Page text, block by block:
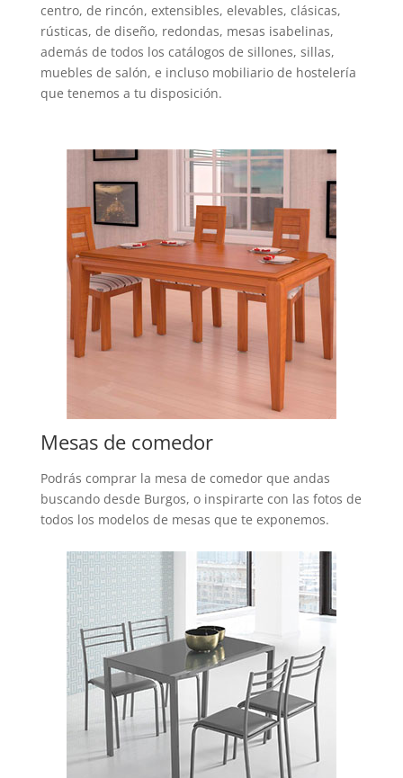
centro, de rincón, extensibles, elevables, clásicas,
rústicas, de diseño, redondas, mesas isabelinas,
además de todos los catálogos de sillones, sillas,
muebles de salón, e incluso mobiliario de hostelería
que tenemos a tu disposición.
Mesas de comedor
Podrás comprar la mesa de comedor que andas
buscando desde Burgos, o inspirarte con las fotos de
todos los modelos de mesas que te exponemos.